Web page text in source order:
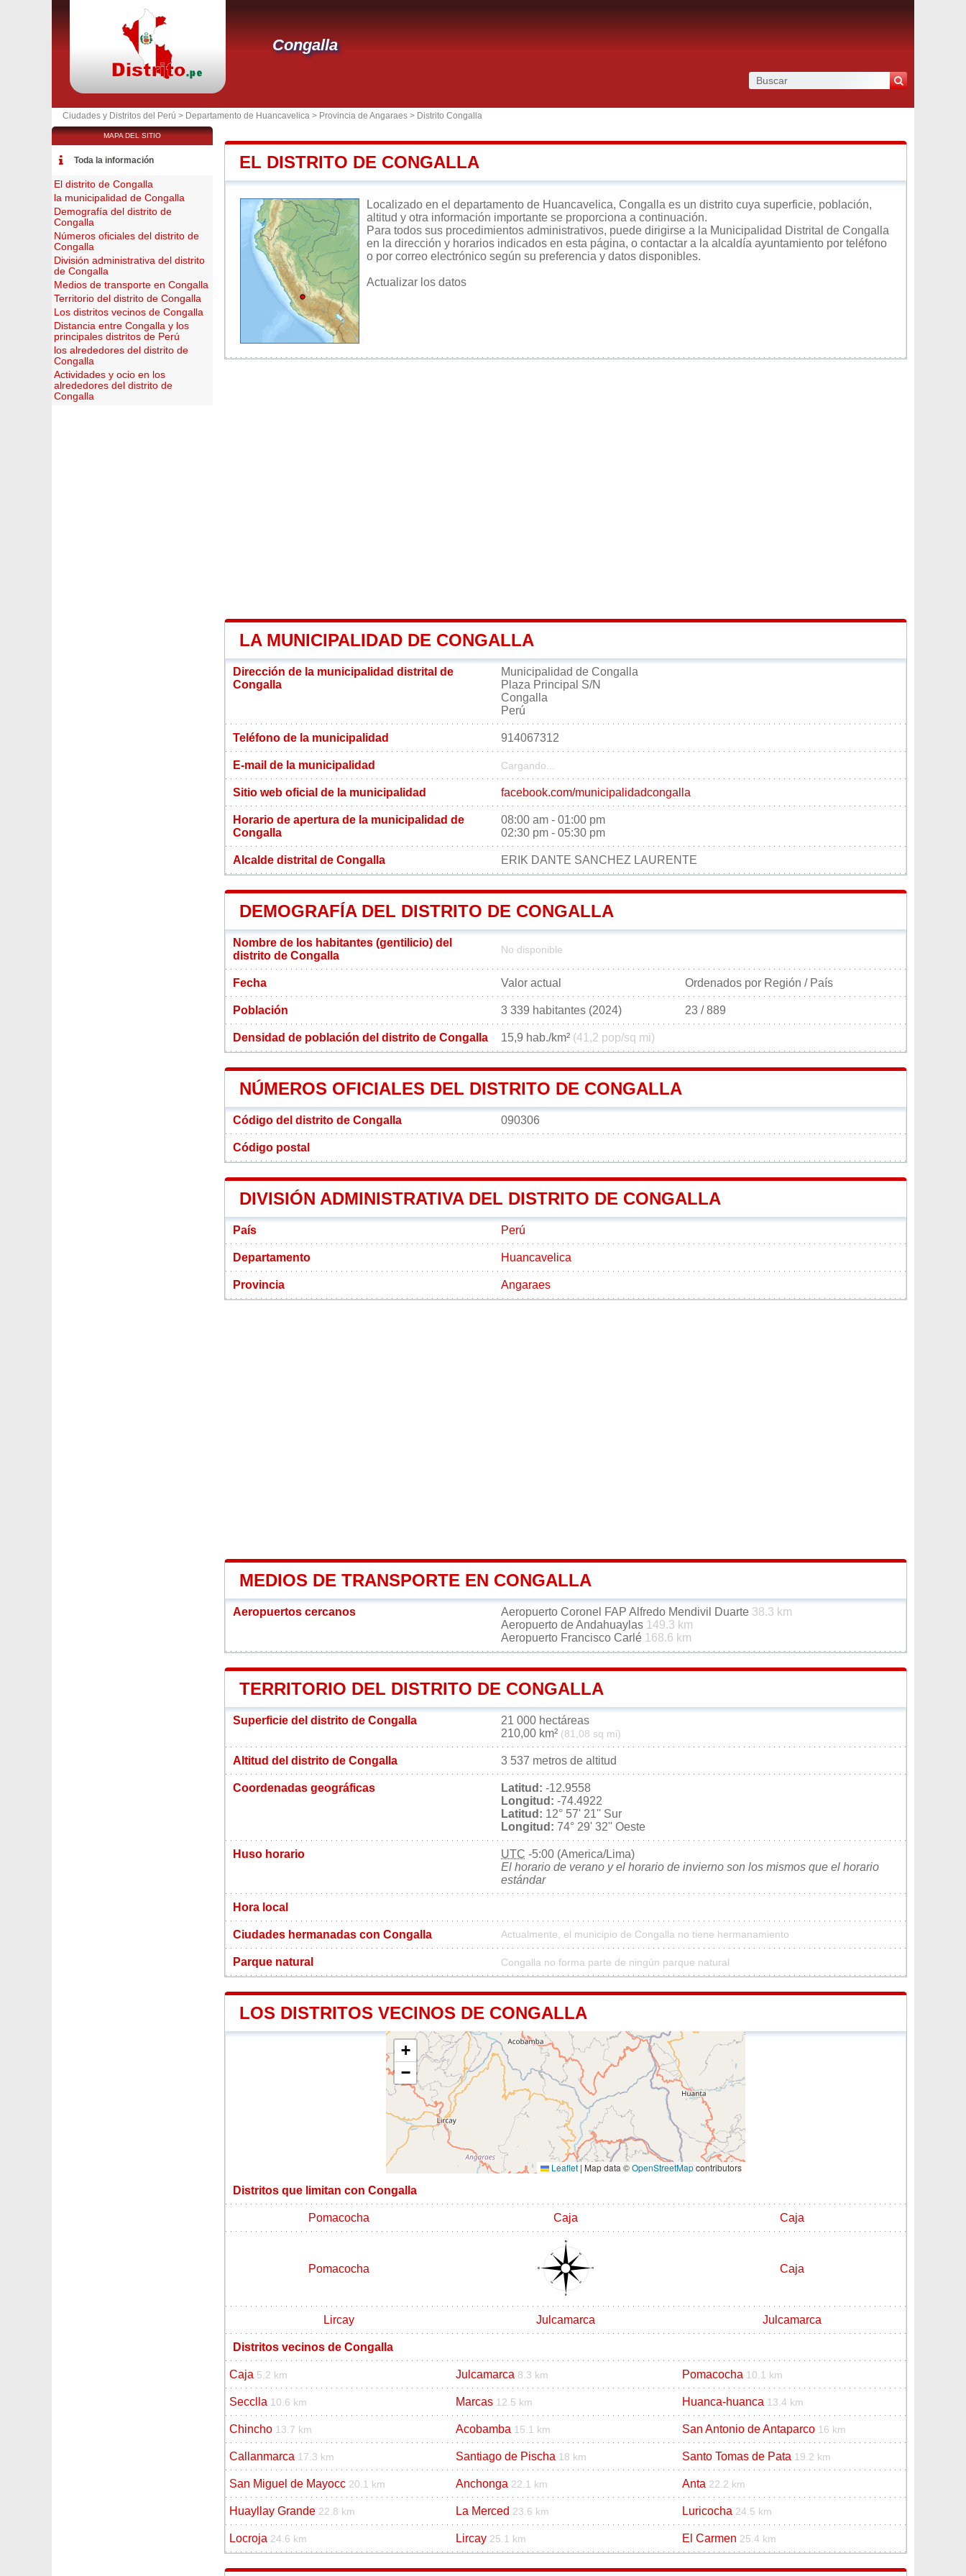
Congalla
Ciudades y Distritos del Perú > Departamento de Huancavelica > Provincia de Angaraes > Distrito Congalla
EL DISTRITO DE CONGALLA
Localizado en el departamento de Huancavelica, Congalla es un distrito cuya superficie, población,
altitud y otra información importante se proporciona a continuación.
Para todos sus procedimientos administrativos, puede dirigirse a la Municipalidad Distrital de Congalla
en la dirección y horarios indicados en esta página, o contactar a la alcaldía ayuntamiento por teléfono
o por correo electrónico según su preferencia y datos disponibles.
Actualizar los datos
LA MUNICIPALIDAD DE CONGALLA
Dirección de la municipalidad distrital de
Congalla
Municipalidad de Congalla
Plaza Principal S/N
Congalla
Perú
Teléfono de la municipalidad 914067312
E-mail de la municipalidad Cargando...
Sitio web oficial de la municipalidad facebook.com/municipalidadcongalla
Horario de apertura de la municipalidad de
Congalla
08:00 am - 01:00 pm
02:30 pm - 05:30 pm
Alcalde distrital de Congalla ERIK DANTE SANCHEZ LAURENTE
DEMOGRAFÍA DEL DISTRITO DE CONGALLA
Nombre de los habitantes (gentilicio) del
distrito de Congalla
No disponible
Fecha Valor actual Ordenados por Región / País
Población 3 339 habitantes (2024) 23 / 889
Densidad de población del distrito de Congalla 15,9 hab./km² (41,2 pop/sq mi)
NÚMEROS OFICIALES DEL DISTRITO DE CONGALLA
Código del distrito de Congalla 090306
Código postal
DIVISIÓN ADMINISTRATIVA DEL DISTRITO DE CONGALLA
País Perú
Departamento Huancavelica
Provincia Angaraes
MEDIOS DE TRANSPORTE EN CONGALLA
Aeropuertos cercanos Aeropuerto Coronel FAP Alfredo Mendivil Duarte 38.3 km
Aeropuerto de Andahuaylas 149.3 km
Aeropuerto Francisco Carlé 168.6 km
TERRITORIO DEL DISTRITO DE CONGALLA
Superficie del distrito de Congalla
21 000 hectáreas
210,00 km² (81,08 sq mi)
Altitud del distrito de Congalla 3 537 metros de altitud
Coordenadas geográficas Latitud: -12.9558
Longitud: -74.4922
Latitud: 12° 57' 21'' Sur
Longitud: 74° 29' 32'' Oeste
Huso horario UTC -5:00 (America/Lima)
El horario de verano y el horario de invierno son los mismos que el horario
estándar
Hora local
Ciudades hermanadas con Congalla Actualmente, el municipio de Congalla no tiene hermanamiento
Parque natural Congalla no forma parte de ningún parque natural
LOS DISTRITOS VECINOS DE CONGALLA
+
−
Leaflet | Map data ©OpenStreetMapcontributors
Distritos que limitan con Congalla
Pomacocha Caja Caja
Pomacocha Caja
Lircay Julcamarca Julcamarca
Distritos vecinos de Congalla
Caja 5.2 km Julcamarca 8.3 km Pomacocha 10.1 km
Secclla 10.6 km Marcas 12.5 km Huanca-huanca 13.4 km
Chincho 13.7 km Acobamba 15.1 km San Antonio de Antaparco 16 km
Callanmarca 17.3 km Santiago de Pischa 18 km Santo Tomas de Pata 19.2 km
San Miguel de Mayocc 20.1 km Anchonga 22.1 km Anta 22.2 km
Huayllay Grande 22.8 km La Merced 23.6 km Luricocha 24.5 km
Locroja 24.6 km Lircay 25.1 km El Carmen 25.4 km
MAPA DEL SITIO
Toda la información
El distrito de Congalla
la municipalidad de Congalla
Demografía del distrito de
Congalla
Números oficiales del distrito de
Congalla
División administrativa del distrito
de Congalla
Medios de transporte en Congalla
Territorio del distrito de Congalla
Los distritos vecinos de Congalla
Distancia entre Congalla y los
principales distritos de Perú
los alrededores del distrito de
Congalla
Actividades y ocio en los
alrededores del distrito de
Congalla